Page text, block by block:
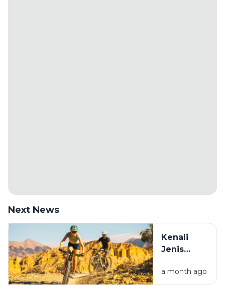
Next News
Kenali
Jenis
Sebelum
Beli: Mana
a month ago